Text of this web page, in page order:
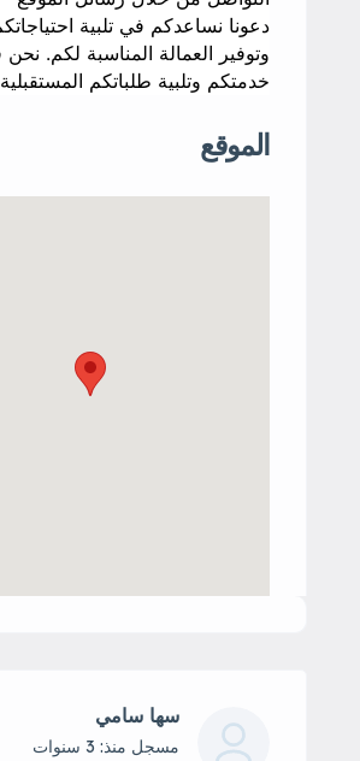
دعونا نساعدكم في تلبية
وتوفير العمالة المناسبة لكم. نحن
خدمتكم وتلبية طلباتكم
الموقع
سها سامي
مسجل منذ: 3 سنوات